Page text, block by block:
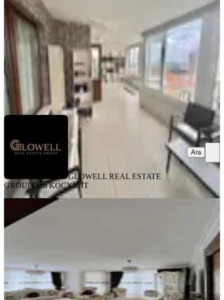
4+1· 270 m² 11.05.2026
12.900.000 ₺
GLOWELL REAL ESTATE GROUPCem KOÇYİĞİT
GLOWELL REAL ESTATE
GROUPCem KOÇYİĞİT
Ara
3. Kat·
8.750.000 ₺